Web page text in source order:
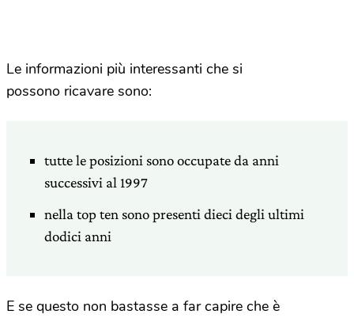
Le informazioni più interessanti che si
possono ricavare sono:
tutte le posizioni sono occupate da anni
successivi al 1997
nella top ten sono presenti dieci degli ultimi
dodici anni
E se questo non bastasse a far capire che è